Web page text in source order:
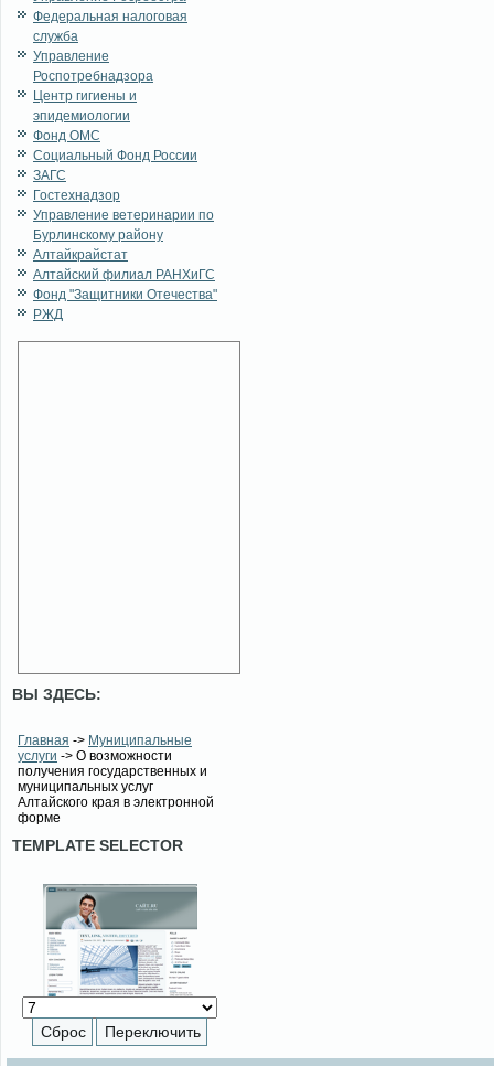
Федеральная налоговая
служба
Управление
Роспотребнадзора
Центр гигиены и
эпидемиологии
Фонд ОМС
Социальный Фонд России
ЗАГС
Гостехнадзор
Управление ветеринарии по
Бурлинскому району
Алтайкрайстат
Алтайский филиал РАНХиГС
Фонд "Защитники Отечества"
РЖД
ВЫ ЗДЕСЬ:
Главная -> Муниципальные
услуги -> О возможности
получения государственных и
муниципальных услуг
Алтайского края в электронной
форме
TEMPLATE SELECTOR